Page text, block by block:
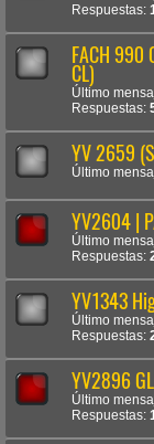
Respuestas:
FACH
CL)
Último
Respuestas:
YV 2659
Último
YV2604 |
Último
Respuestas:
YV1343
Último
Respuestas:
YV2896
Último
Respuestas: